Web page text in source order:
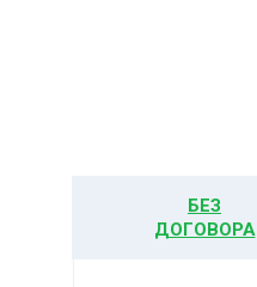
БЕЗ
ДОГОВОРА